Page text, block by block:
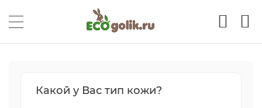
Какой у Вас тип кожи?